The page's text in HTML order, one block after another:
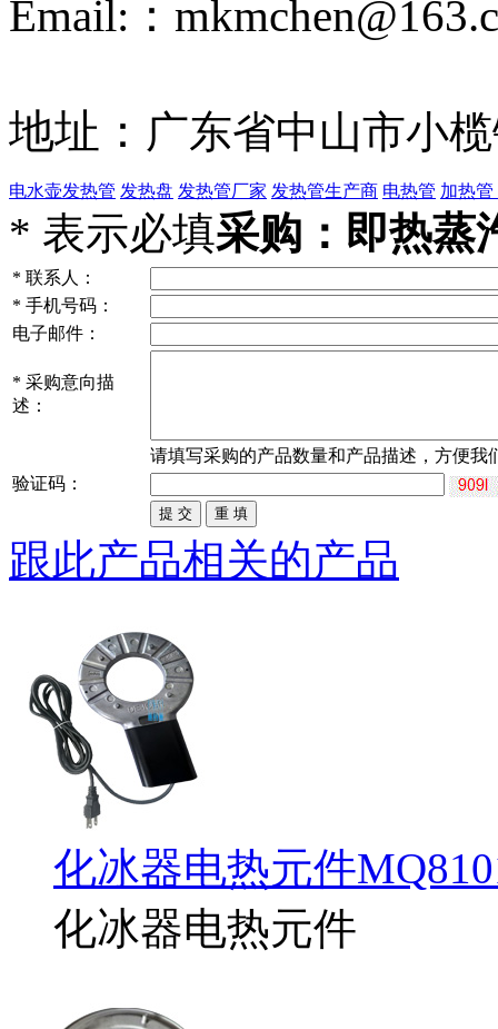
Email:：
地址： 广东省中山市小
电水壶发热管 发热盘 发热管厂家 发热管生产商 电热管 加热
* 表示必填采购：即热蒸
* 联系人：
* 手机号码：
电子邮件：
* 采购意向描
述：
请填写采购的产品数量和产品描述，方便我
验证码：
跟此产品相关的产品
化冰器电热元件
化冰器电热元件